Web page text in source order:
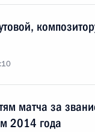
матча за
2014 года